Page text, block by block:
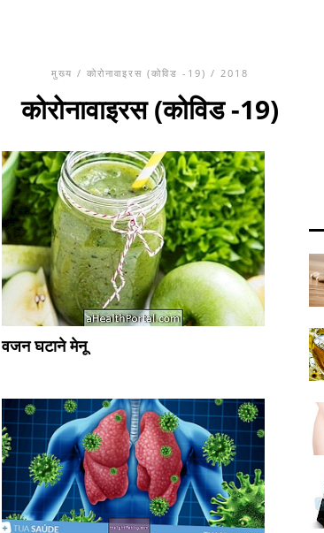
मुख्य / कोरोनावाइरस (कोविड -19) / 2018
कोरोनावाइरस (कोविड -19)
वजन घटाने मेनू